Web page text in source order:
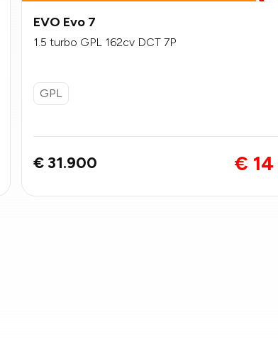
EVO Evo 7
1.5 turbo GPL 162cv DCT 7P
GPL
€ 31.900 € 14